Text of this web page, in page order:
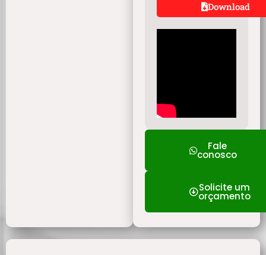
Download
Fale
conosco
Solicite um
orçamento